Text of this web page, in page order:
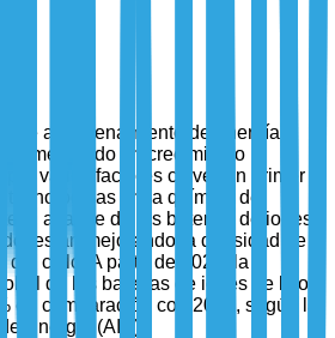
de almacenamiento de energía
un crecimiento
por varios factores clave. En primer
tecnológicas en la química de
el avance de las baterías de iones
están mejorando la densidad de
del ciclo. A partir de 2023, la
de las baterías de iones de litio
en comparación con 2020, según la
Energía (AIE).